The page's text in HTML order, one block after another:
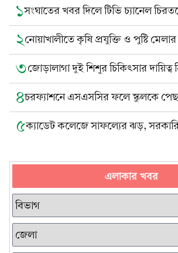
১সংঘাতের খবর দিলে টিভি চ্যানেল
২নোয়াখালীতে কৃষি প্রযুক্তি ও পুষ্টি
৩জোড়ালাগা দুই শিশুর চিকিৎসার
৪চরফ্যাশনে এসএসসির ফলে স্কুলকে
৫ক্যাডেট কলেজে সাফল্যের ঝড়,
এলাকার খবর